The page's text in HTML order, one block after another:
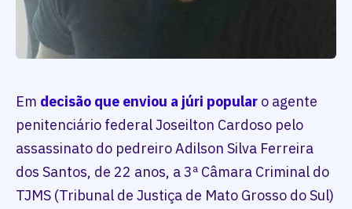
Em decisão que enviou a júri popular o agente
penitenciário federal Joseilton Cardoso pelo
assassinato do pedreiro Adilson Silva Ferreira
dos Santos, de 22 anos, a 3ª Câmara Criminal do
TJMS (Tribunal de Justiça de Mato Grosso do Sul)